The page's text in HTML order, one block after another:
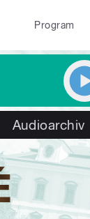
Program
Audioarchiv